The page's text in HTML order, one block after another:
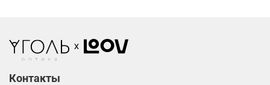
Контакты